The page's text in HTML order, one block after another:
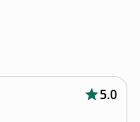
5.0